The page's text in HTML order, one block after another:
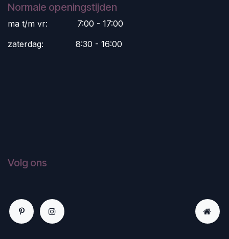
Normale openingstijden
ma t/m vr:
​7:00 - 17:00
zaterdag:
​8:30 - 16:00
Volg ons